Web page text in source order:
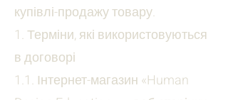
купівлі-продажу товару.
1. Терміни, які використовуються
в договорі
1.1. Інтернет-магазин «Human